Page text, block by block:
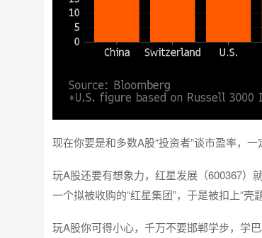
现在你要是和多数A股“投资者”谈市盈率，
玩A股还要有想象力，红星发展（600367）
一个拟被收购的“红星集团”，于是被扣上“壳
玩A股你可得小心，千万不要邯郸学步，学巴